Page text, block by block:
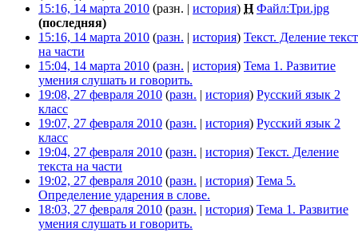
15:16, 14 марта 2010 (разн. | история) Н Файл:Три.jpg
(последняя)
15:16, 14 марта 2010 (разн. | история) Текст. Деление
на части
15:04, 14 марта 2010 (разн. | история) Тема 1. Развитие
умения слушать и говорить.
19:08, 27 февраля 2010 (разн. | история) Русский язык 2
класс
19:07, 27 февраля 2010 (разн. | история) Русский язык 2
класс
19:04, 27 февраля 2010 (разн. | история) Текст. Деление
текста на части
19:02, 27 февраля 2010 (разн. | история) Тема 5.
Определение ударения в слове.
18:03, 27 февраля 2010 (разн. | история) Тема 1. Развитие
умения слушать и говорить.